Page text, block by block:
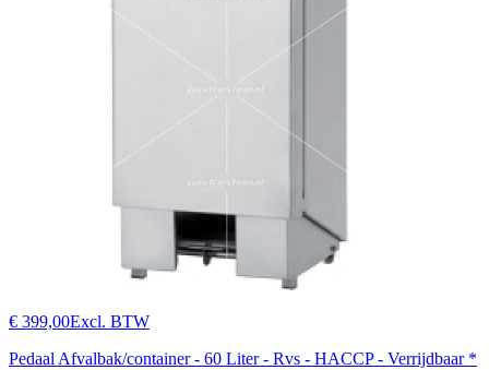
€ 399,00Excl. BTW
Pedaal Afvalbak/container - 60 Liter - Rvs - HACCP - Verrijdbaar *